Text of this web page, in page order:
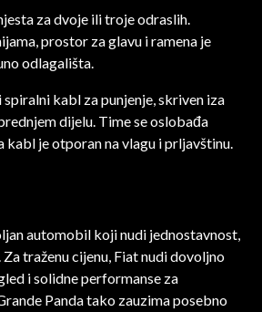
za dvoje ili troje odraslih.
prostor za glavu i ramena je
odlagališta.
kabl za punjenje, skriven iza
dijelu. Time se oslobađa
kabl je otporan na vlagu i prljavštinu.
automobil koji nudi jednostavnost,
traženu cijenu, Fiat nudi dovoljno
i solidne performanse za
Panda tako zauzima posebno